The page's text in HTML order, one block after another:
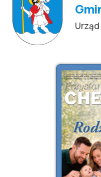
Urząd